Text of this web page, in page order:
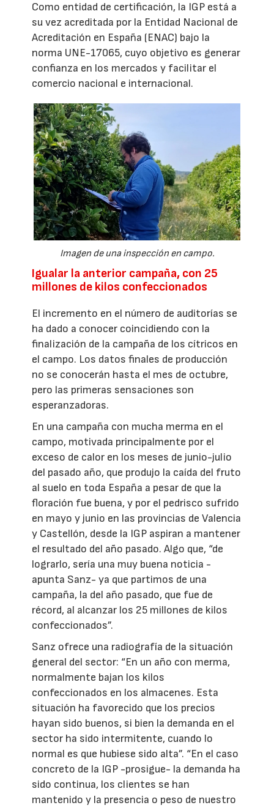
Como entidad de certificación, la IGP está a
su vez acreditada por la Entidad Nacional de
Acreditación en España (ENAC) bajo la
norma UNE-17065, cuyo objetivo es generar
confianza en los mercados y facilitar el
comercio nacional e internacional.
Imagen de una inspección en campo.
Igualar la anterior campaña, con 25
millones de kilos confeccionados
El incremento en el número de auditorías se
ha dado a conocer coincidiendo con la
finalización de la campaña de los cítricos en
el campo. Los datos finales de producción
no se conocerán hasta el mes de octubre,
pero las primeras sensaciones son
esperanzadoras.
En una campaña con mucha merma en el
campo, motivada principalmente por el
exceso de calor en los meses de junio-julio
del pasado año, que produjo la caída del fruto
al suelo en toda España a pesar de que la
floración fue buena, y por el pedrisco sufrido
en mayo y junio en las provincias de Valencia
y Castellón, desde la IGP aspiran a mantener
el resultado del año pasado. Algo que, “de
lograrlo, sería una muy buena noticia -
apunta Sanz- ya que partimos de una
campaña, la del año pasado, que fue de
récord, al alcanzar los 25 millones de kilos
confeccionados”.
Sanz ofrece una radiografía de la situación
general del sector: “En un año con merma,
normalmente bajan los kilos
confeccionados en los almacenes. Esta
situación ha favorecido que los precios
hayan sido buenos, si bien la demanda en el
sector ha sido intermitente, cuando lo
normal es que hubiese sido alta”. “En el caso
concreto de la IGP -prosigue- la demanda ha
sido continua, los clientes se han
mantenido y la presencia o peso de nuestro